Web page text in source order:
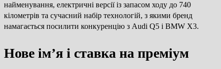
найменування, електричні версії із запасом ходу до 740
кілометрів та сучасний набір технологій, з якими бренд
намагається посилити конкуренцію з Audi Q5 і BMW X3.
Нове ім’я і ставка на преміум